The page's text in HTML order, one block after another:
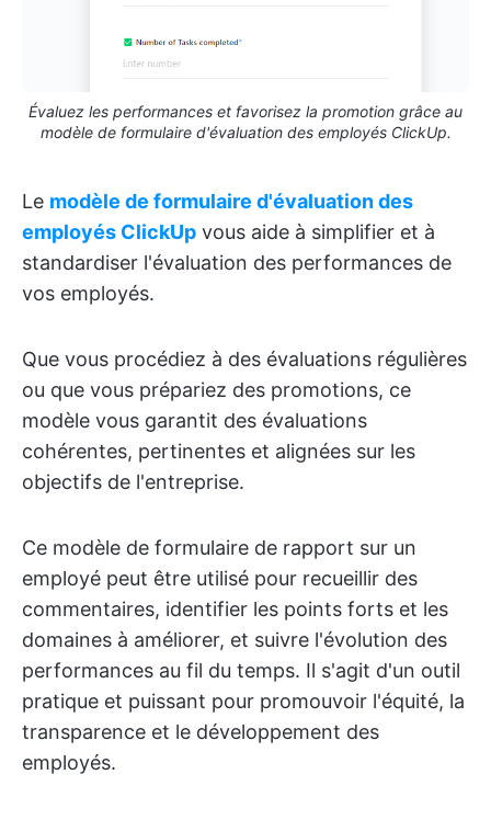
Évaluez les performances et favorisez la promotion grâce au
modèle de formulaire d'évaluation des employés ClickUp.
Le modèle de formulaire d'évaluation des
employés ClickUp vous aide à simplifier et à
standardiser l'évaluation des performances de
vos employés.
Que vous procédiez à des évaluations régulières
ou que vous prépariez des promotions, ce
modèle vous garantit des évaluations
cohérentes, pertinentes et alignées sur les
objectifs de l'entreprise.
Ce modèle de formulaire de rapport sur un
employé peut être utilisé pour recueillir des
commentaires, identifier les points forts et les
domaines à améliorer, et suivre l'évolution des
performances au fil du temps. Il s'agit d'un outil
pratique et puissant pour promouvoir l'équité, la
transparence et le développement des
employés.